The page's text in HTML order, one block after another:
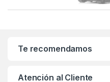
Te recomendamos
Atención al Cliente